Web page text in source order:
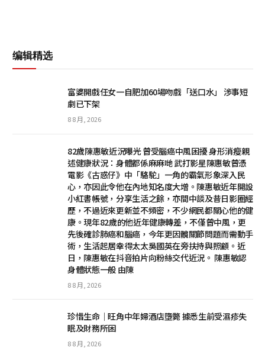
编辑精选
富婆開戲任女一自肥加60場吻戲「送口水」 涉事短
劇已下架
8 8 月, 2026
82歲陳惠敏近況曝光 曾受腦癌中風困擾 身形消瘦親
述健康狀況：身體都係麻麻哋 武打影星陳惠敏曾憑
電影《古惑仔》中「駱駝」一角的霸氣形象深入民
心，亦因此令他在內地知名度大增。陳惠敏近年開設
小紅書帳號，分享生活之餘，亦間中談及昔日影圈經
歷，不過近來更新並不頻密，不少網民都關心他的健
康。現年82歲的他近年健康轉差，不僅曾中風，更
先後確診肺癌和腦癌，今年更因髖關節問題而需動手
術，生活起居幸得太太吳國英在旁扶持與照顧。近
日，陳惠敏在抖音拍片向粉絲交代近況。 陳惠敏認
身體狀態一般 由陳
8 8 月, 2026
珍惜生命│旺角中年婦酒店墮斃 據悉生前受濕疹失
眠及財務所困
8 8 月, 2026